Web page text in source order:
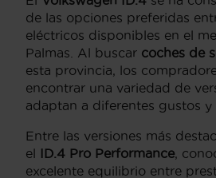
de las opciones preferidas
eléctricos disponibles en el
Palmas. Al buscar coches de
esta provincia, los
encontrar una variedad de
adaptan a diferentes gustos y
Entre las versiones más
el ID.4 Pro Performance,
excelente equilibrio entre